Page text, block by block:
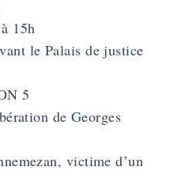
à 15h
le Palais de justice
5
de Georges
victime d’un